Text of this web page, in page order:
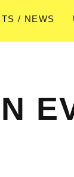
/ NEWS